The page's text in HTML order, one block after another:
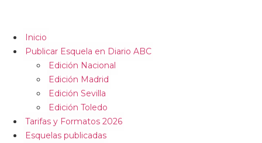
Inicio
Publicar Esquela en Diario ABC
Edición Nacional
Edición Madrid
Edición Sevilla
Edición Toledo
Tarifas y Formatos 2026
Esquelas publicadas